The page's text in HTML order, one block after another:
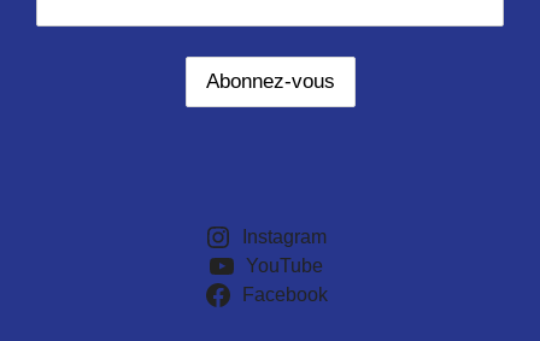
Instagram
YouTube
Facebook